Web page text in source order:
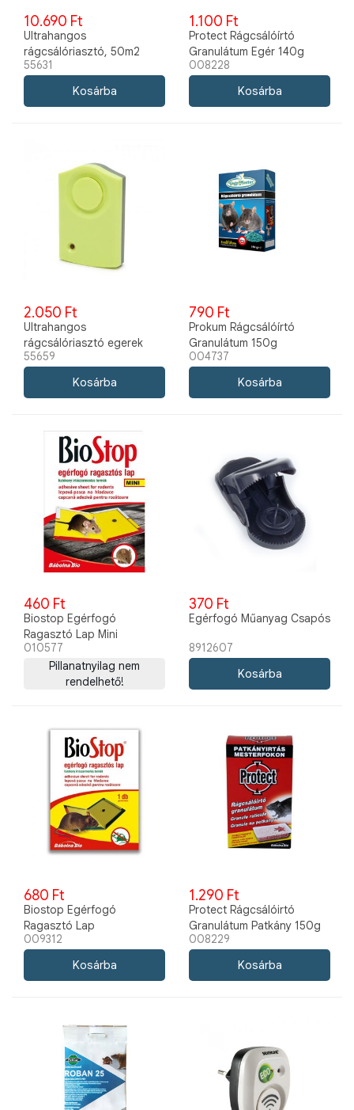
10.690 Ft
Ultrahangos
rágcsálóriasztó, 50m2
hatótávolság, 230V
55631
1.100 Ft
Protect Rágcsálóírtó
Granulátum Egér 140g
008228
2.050 Ft
Ultrahangos
rágcsálóriasztó egerek
ellen 127-220V 25-30m3
55659
55659
790 Ft
Prokum Rágcsálóírtó
Granulátum 150g
004737
460 Ft
Biostop Egérfogó
Ragasztó Lap Mini
010577
Pillanatnyilag nem
rendelhető!
370 Ft
Egérfogó Műanyag Csapós
8912607
680 Ft
Biostop Egérfogó
Ragasztó Lap
210x165x8mm
009312
1.290 Ft
Protect Rágcsálóirtó
Granulátum Patkány 150g
008229